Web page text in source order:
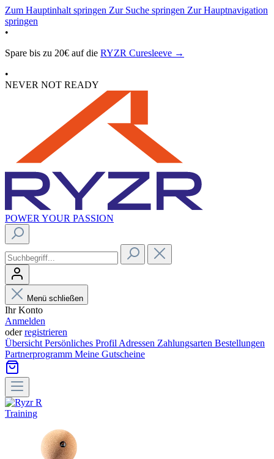
Zum Hauptinhalt springen Zur Suche springen Zur Hauptnavigation
springen
•
Spare bis zu 20€ auf die RYZR Curesleeve →
•
NEVER NOT READY
POWER YOUR PASSION
Menü schließen
Ihr Konto
Anmelden
oderregistrieren
Übersicht Persönliches Profil Adressen Zahlungsarten Bestellungen
Partnerprogramm Meine Gutscheine
Training